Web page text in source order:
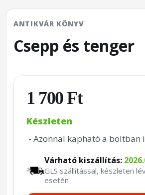
ANTIKVÁR KÖNYV
Csepp és tenger
1 700 Ft
Készleten
- Azonnal kapható a boltban
Várható kiszállítás:
GLS szállítással, készleten
esetén